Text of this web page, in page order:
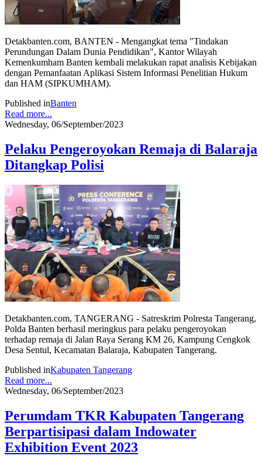
Detakbanten.com, BANTEN - Mengangkat tema "Tindakan
Perundungan Dalam Dunia Pendidikan", Kantor Wilayah
Kemenkumham Banten kembali melakukan rapat analisis Kebijakan
dengan Pemanfaatan Aplikasi Sistem Informasi Penelitian Hukum
dan HAM (SIPKUMHAM).
Published inBanten
Read more...
Wednesday, 06/September/2023
Pelaku Pengeroyokan Remaja di Balaraja
Ditangkap Polisi
Detakbanten.com, TANGERANG - Satreskrim Polresta Tangerang,
Polda Banten berhasil meringkus para pelaku pengeroyokan
terhadap remaja di Jalan Raya Serang KM 26, Kampung Cengkok
Desa Sentul, Kecamatan Balaraja, Kabupaten Tangerang.
Published inKabupaten Tangerang
Read more...
Wednesday, 06/September/2023
Perumdam TKR Kabupaten Tangerang
Berpartisipasi dalam Indowater
Exhibition Event 2023